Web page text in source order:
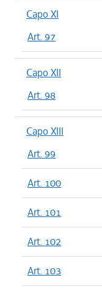
Capo XI
Art. 97
Capo XII
Art. 98
Capo XIII
Art. 99
Art. 100
Art. 101
Art. 102
Art. 103